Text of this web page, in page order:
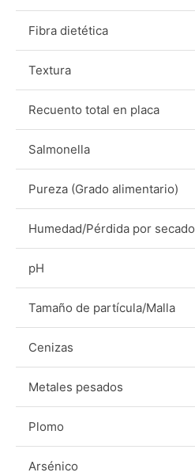
Fibra dietética
Textura
Recuento total en placa
Salmonella
Pureza (Grado alimentario)
Humedad/Pérdida por secado
pH
Tamaño de partícula/Malla
Cenizas
Metales pesados
Plomo
Arsénico